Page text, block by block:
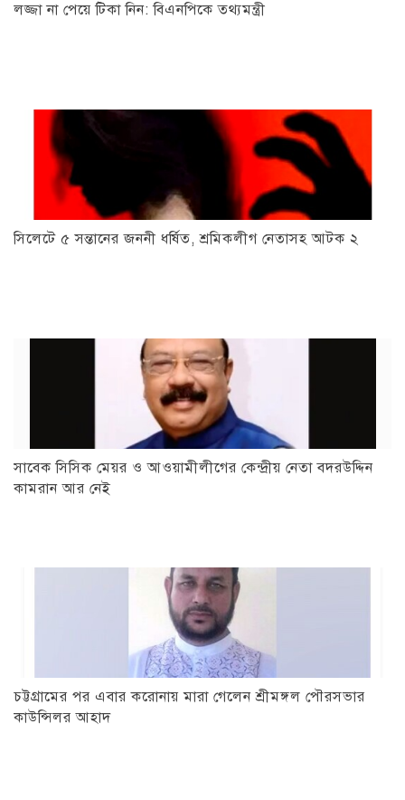
লজ্জা না পেয়ে টিকা নিন: বিএনপিকে তথ্যমন্ত্রী
সিলেটে ৫ সন্তানের জননী ধর্ষিত, শ্রমিকলীগ নেতাসহ আটক ২
সাবেক সিসিক মেয়র ও আওয়ামীলীগের কেন্দ্রীয় নেতা বদরউদ্দিন
কামরান আর নেই
চট্টগ্রামের পর এবার করোনায় মারা গেলেন শ্রীমঙ্গল পৌরসভার
কাউন্সিলর আহাদ